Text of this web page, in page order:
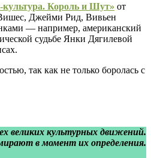
культура. Король и Шут» от
Джейми Рид, Вивьен
— например, американский
судьбе Янки Дягилевой
так как не только боролась с
великих культурных движений.
в момент их определения.